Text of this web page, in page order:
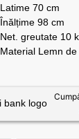
Latime 70 cm
Înălțime 98 cm
Net. greutate 10
Material Lemn